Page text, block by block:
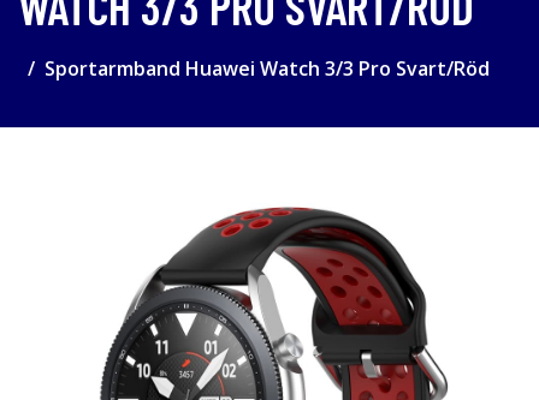
Sportarmband Huawei Watch 3/3 Pro Svart/Röd